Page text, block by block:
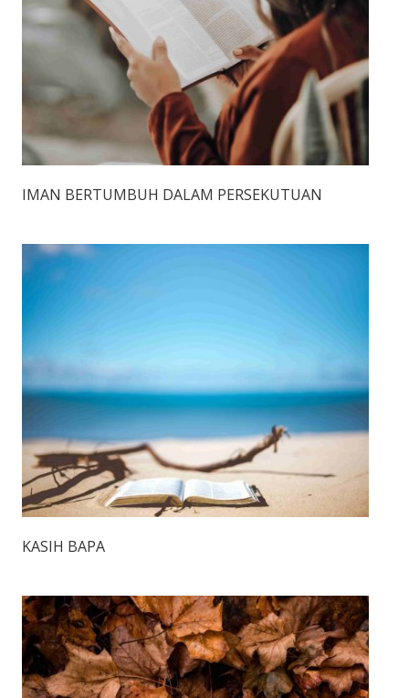
IMAN BERTUMBUH DALAM PERSEKUTUAN
KASIH BAPA